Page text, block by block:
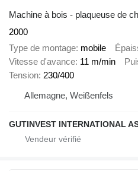
Machine à bois - plaqueuse de
2000
Type de montage mobile
Vitesse d'avance 11 m/min
Tension 230/400
Allemagne, Weißenfels
GUTINVEST INTERNATIONAL